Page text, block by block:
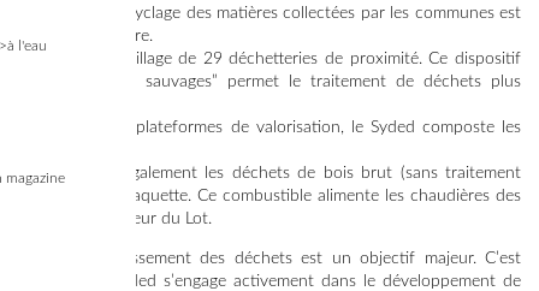
l'eau
magazine
> Le tri et le recyclage des matières collectées par les communes est
son activité phare.
> Il gère un maillage de 29 déchetteries de proximité. Ce dispositif
“anti décharges sauvages” permet le traitement de déchets plus
> Sur ses trois plateformes de valorisation, le Syded composte les
Il transforme également les déchets de bois brut (sans traitement
chimique) en plaquette. Ce combustible alimente les chaudières des
réseaux de chaleur du Lot.
Limiter l’enfouissement des déchets est un objectif majeur. C’est
pourquoi le Syded s’engage activement dans le développement de